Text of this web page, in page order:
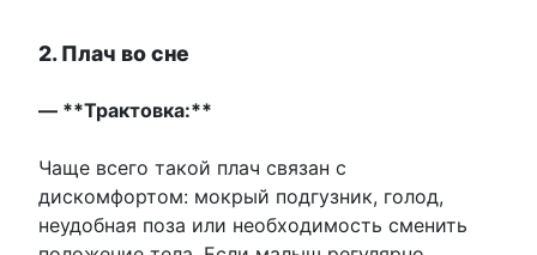
2. Плач во сне
— **Трактовка:**
Чаще всего такой плач связан с
дискомфортом: мокрый подгузник, голод,
неудобная поза или необходимость сменить